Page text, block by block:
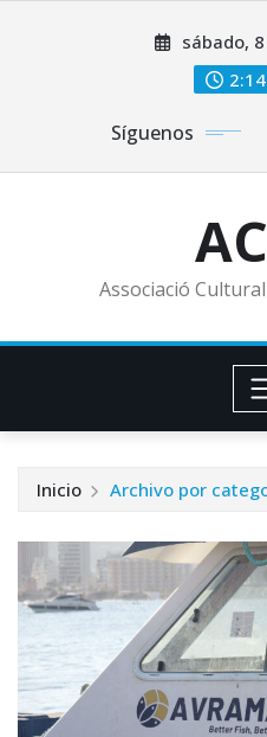
sábado,
Síguenos
Associació
Inicio Archivo por